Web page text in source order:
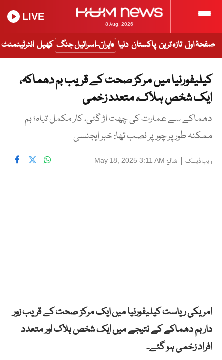
8 Aug, 2026
LIVE
صفحۂ اول تازہ ترین پاکستان دنیا ایران-اسرائیل جنگ کھیل انٹرٹینمنٹ
کیلیفورنیا میں مرکز صحت کے قریب بم دھماکہ،
ایک شخص ہلاک، متعدد زخمی
دھماکے سے عمارت کی چھت اڑ گئی، کار مکمل تباہ؛ بم
ممکنہ طور پر چور پر نصب تھا: خبر ایجنسی
ویب ڈیسک | شائع May 18, 2025 3:11 AM
امریکی ریاست کیلیفورنیا میں ایک مرکز صحت کے قریب زور
دار بم دھماکے کے نتیجے میں ایک شخص ہلاک اور متعدد
افراد زخمی ہو گئے۔